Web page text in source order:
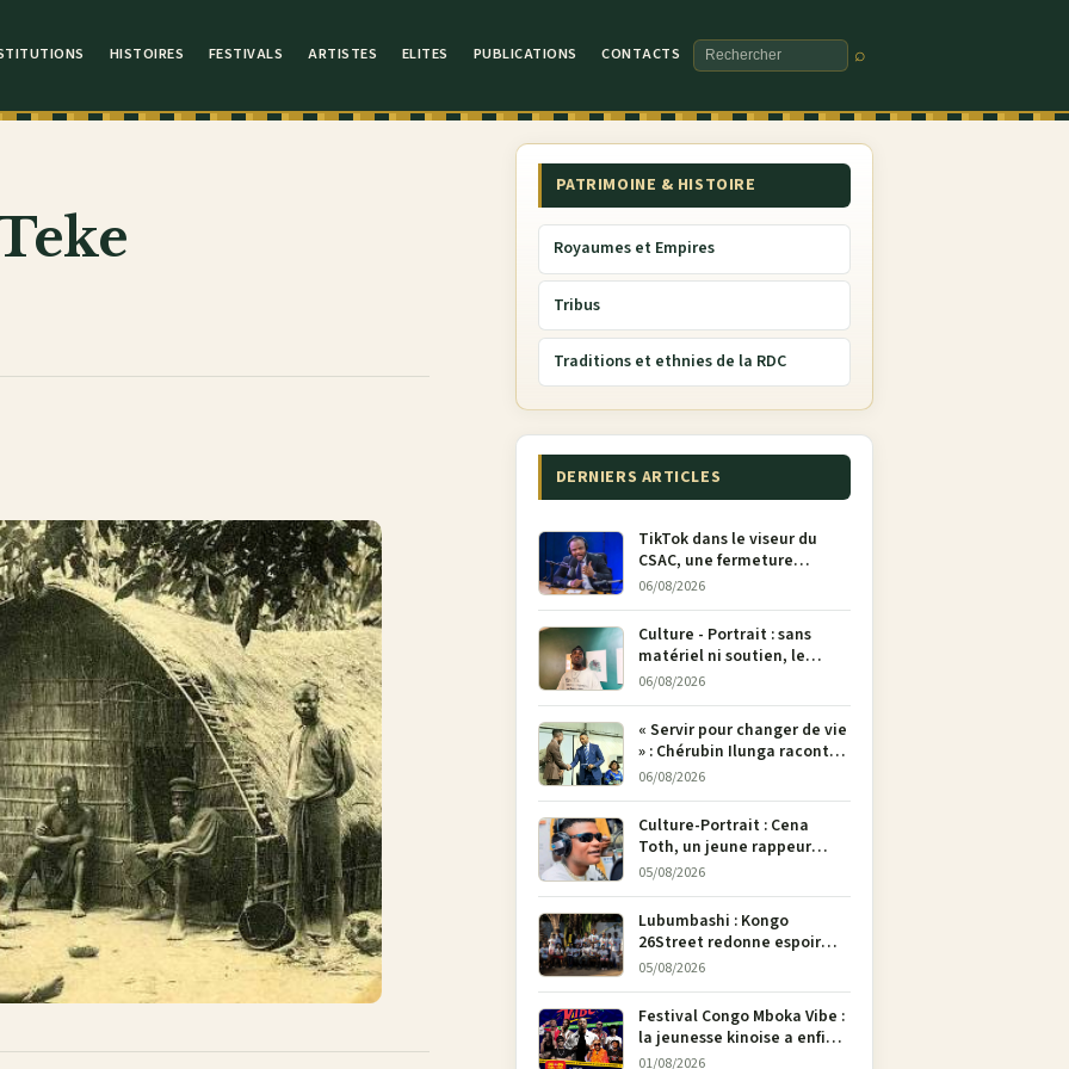
HISTOIRES FESTIVALS ARTISTES ELITES PUBLICATIONS CONTACTS
Rechercher
⌕
PATRIMOINE & HISTOIRE
Royaumes et Empires
Tribus
Traditions et ethnies de la RDC
DERNIERS ARTICLES
TikTok dans le viseur du
CSAC, une fermeture
envisagée pour contrer la
propagande du M23
06/08/2026
Culture - Portrait : sans
matériel ni soutien, le
dessinateur Justin
Mulengera refuse de poser
son crayon
06/08/2026
« Servir pour changer de vie
» : Chérubin Ilunga raconte
le parcours du député
Tshimbu en 137 pages
06/08/2026
Culture-Portrait : Cena
Toth, un jeune rappeur
déterminé à faire entendre
05/08/2026
Lubumbashi : Kongo
26Street redonne espoir
aux enfants de la rue par
05/08/2026
Festival Congo Mboka Vibe :
la jeunesse kinoise a enfin
sa plateforme de culture
01/08/2026